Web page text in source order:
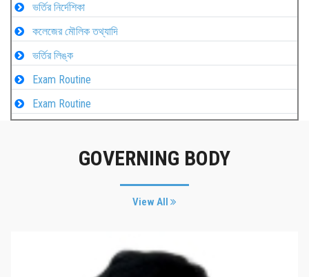
ভর্তির নির্দেশিকা
কলেজের মৌলিক তথ্যাদি
ভর্তির লিঙ্ক
Exam Routine
Exam Routine
GOVERNING BODY
View All